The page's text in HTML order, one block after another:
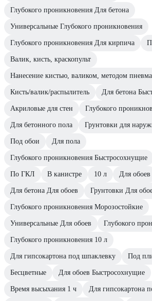
Глубокого проникновения Для бетона
Универсальные Глубокого проникновения
Глубокого проникновения Для кирпича
Валик, кисть, краскопульт
Кисть/валик/распылитель Для бетона
Акриловые для стен Глубокого
Для бетонного пола Грунтовки для
Под обои Для пола
Глубокого проникновения Быстросохнущие
По ГКЛ В канистре 10 л Для обоев
Для бетона Для обоев Грунтовки Для
Глубокого проникновения Морозостойкие
Универсальные Для обоев Глубокого
Глубокого проникновения 10 л
Для гипсокартона под шпаклевку Под
Бесцветные Для обоев Быстросохнущие
Время высыхания 1 ч Для гипсокартона